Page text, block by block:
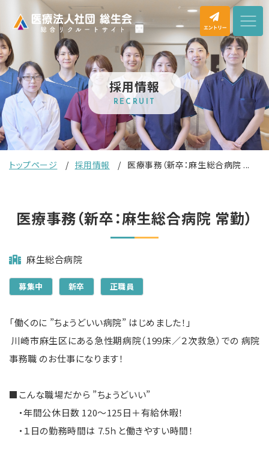
採用情報
RECRUIT
トップページ 採用情報 医療事務（新卒：麻生総合病院 ...
医療事務（新卒：麻生総合病院 常勤）
麻生総合病院
募集中 新卒 正職員
「働くのに ”ちょうどいい病院” はじめました！」
川崎市麻生区にある急性期病院（199床／２次救急）での 病院
事務職 のお仕事になります！
■こんな職場だから ”ちょうどいい”
・年間公休日数 120～125日＋有給休暇！
・１日の勤務時間は 7.5ｈと働きやすい時間！